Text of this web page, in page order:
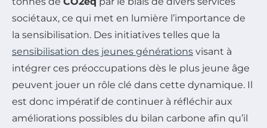
sociétaux, ce qui met en lumière l’importance de
la sensibilisation. Des initiatives telles que la
sensibilisation des jeunes générations visant à
intégrer ces préoccupations dès le plus jeune âge
peuvent jouer un rôle clé dans cette dynamique. Il
est donc impératif de continuer à réfléchir aux
améliorations possibles du bilan carbone afin qu’il